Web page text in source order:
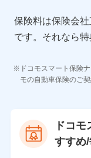
報、建物の構
齢などの情報
【共同して利用す
当社
当社又は株式
スにおけるユー
保険料は保険会
です。 それなら
ドコモスマート保険
モの自動車保険のご
ドコ
すすめ